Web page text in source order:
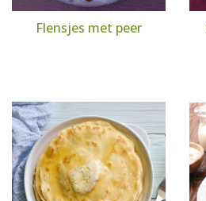
Flensjes met peer